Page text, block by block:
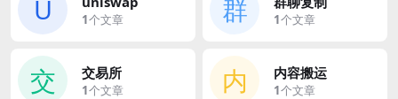
U 1个文章 群 1个文章
交 交易所
1个文章 内 内容搬运
1个文章